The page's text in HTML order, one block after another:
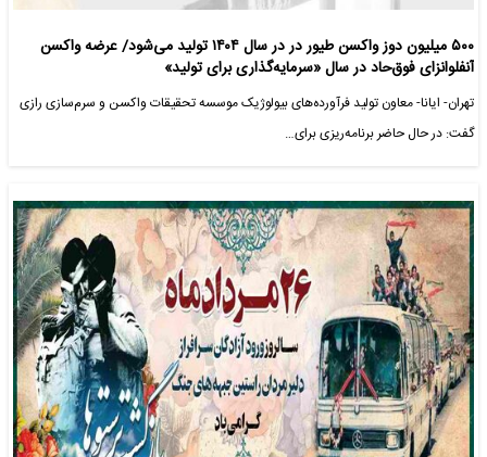
۵۰۰ میلیون دوز واکسن طیور در در سال ١۴٠۴ تولید می‌شود/ عرضه واکسن
آنفلوانزای فوق‌حاد در سال «سرمایه‌گذاری برای تولید»
تهران- ایانا- معاون تولید فرآورده‌های بیولوژیک موسسه تحقیقات واکسن و سرم‌سازی رازی
گفت: در حال حاضر برنامه‌ریزی برای…